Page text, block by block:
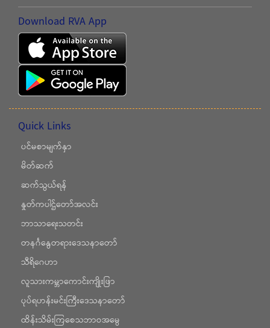
Download RVA App
Quick Links
ပင်မစာမျက်နှာ
မိတ်ဆက်
ဆက်သွယ်ရန်
နှုတ်ကပါဌ်တော်အလင်း
ဘာသာရေးသတင်း
တနင်္ဂနွေတရားဒေသနာတော်
သီရိဂေဟာ
လူသားကမ္ဘာကောင်းကျိုးဖြာ
ပုပ်ရဟန်းမင်းကြီးဒေသနာတော်
ထိန်းသိမ်းကြစေသဘာဝအမွေ